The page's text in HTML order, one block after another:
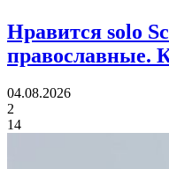
Нравится solo
православные.
04.08.2026
2
14